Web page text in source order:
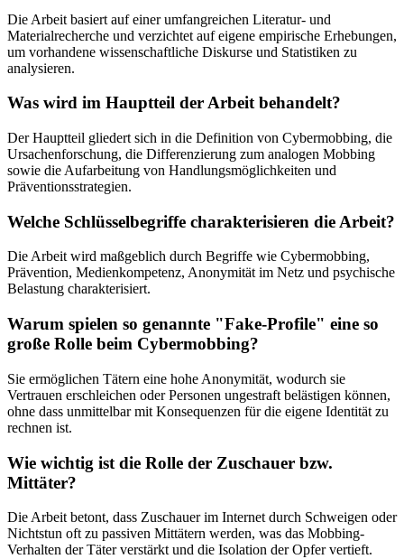
Die Arbeit basiert auf einer umfangreichen Literatur- und
Materialrecherche und verzichtet auf eigene empirische Erhebungen,
um vorhandene wissenschaftliche Diskurse und Statistiken zu
analysieren.
Was wird im Hauptteil der Arbeit behandelt?
Der Hauptteil gliedert sich in die Definition von Cybermobbing, die
Ursachenforschung, die Differenzierung zum analogen Mobbing
sowie die Aufarbeitung von Handlungsmöglichkeiten und
Präventionsstrategien.
Welche Schlüsselbegriffe charakterisieren die Arbeit?
Die Arbeit wird maßgeblich durch Begriffe wie Cybermobbing,
Prävention, Medienkompetenz, Anonymität im Netz und psychische
Belastung charakterisiert.
Warum spielen so genannte "Fake-Profile" eine so
große Rolle beim Cybermobbing?
Sie ermöglichen Tätern eine hohe Anonymität, wodurch sie
Vertrauen erschleichen oder Personen ungestraft belästigen können,
ohne dass unmittelbar mit Konsequenzen für die eigene Identität zu
rechnen ist.
Wie wichtig ist die Rolle der Zuschauer bzw.
Mittäter?
Die Arbeit betont, dass Zuschauer im Internet durch Schweigen oder
Nichtstun oft zu passiven Mittätern werden, was das Mobbing-
Verhalten der Täter verstärkt und die Isolation der Opfer vertieft.